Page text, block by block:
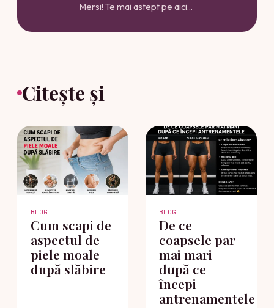
Mersi! Te mai astept pe aici...
Citește și
BLOG
Cum scapi de
aspectul de
piele moale
după slăbire
BLOG
De ce
coapsele par
mai mari
după ce
începi
antrenamentele